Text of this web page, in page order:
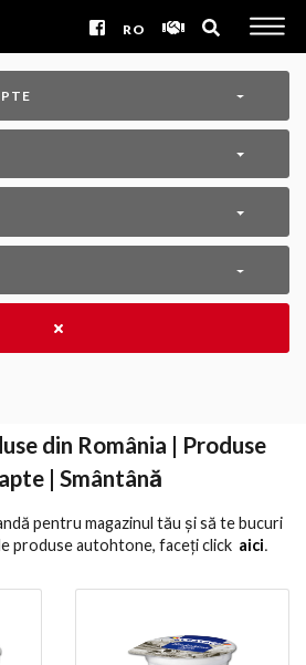
RO
din România | Produse
| Smântână
pentru magazinul tău și să te bucuri
produse autohtone, faceți click aici․